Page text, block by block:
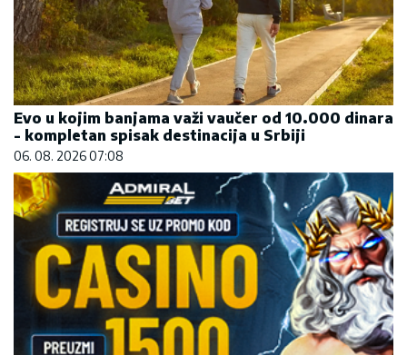
Evo u kojim banjama važi vaučer od 10.000 dinara
- kompletan spisak destinacija u Srbiji
06. 08. 2026 07:08